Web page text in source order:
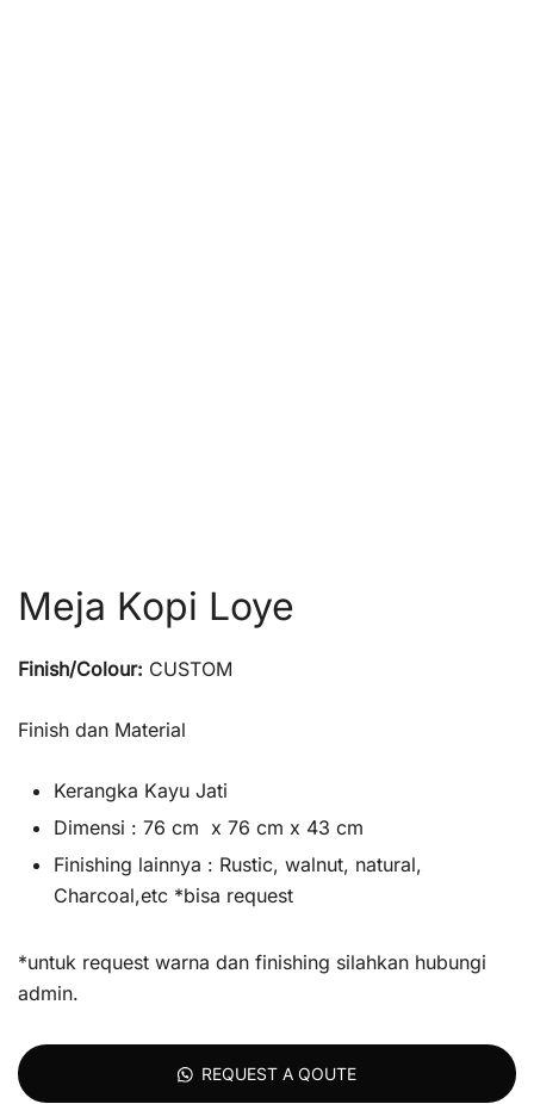
Meja Kopi Loye
Finish/Colour: CUSTOM
Finish dan Material
Kerangka Kayu Jati
Dimensi : 76 cm x 76 cm x 43 cm
Finishing lainnya : Rustic, walnut, natural,
Charcoal,etc *bisa request
*untuk request warna dan finishing silahkan hubungi
admin.
REQUEST A QOUTE